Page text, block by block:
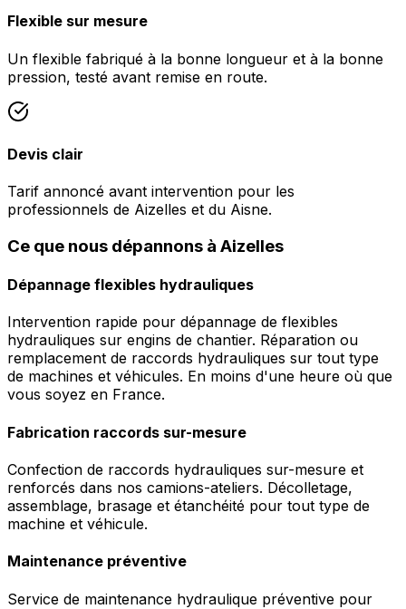
Flexible sur mesure
Un flexible fabriqué à la bonne longueur et à la bonne
pression, testé avant remise en route.
Devis clair
Tarif annoncé avant intervention pour les
professionnels de Aizelles et du Aisne.
Ce que nous dépannons à Aizelles
Dépannage flexibles hydrauliques
Intervention rapide pour dépannage de flexibles
hydrauliques sur engins de chantier. Réparation ou
remplacement de raccords hydrauliques sur tout type
de machines et véhicules. En moins d'une heure où que
vous soyez en France.
Fabrication raccords sur-mesure
Confection de raccords hydrauliques sur-mesure et
renforcés dans nos camions-ateliers. Décolletage,
assemblage, brasage et étanchéité pour tout type de
machine et véhicule.
Maintenance préventive
Service de maintenance hydraulique préventive pour